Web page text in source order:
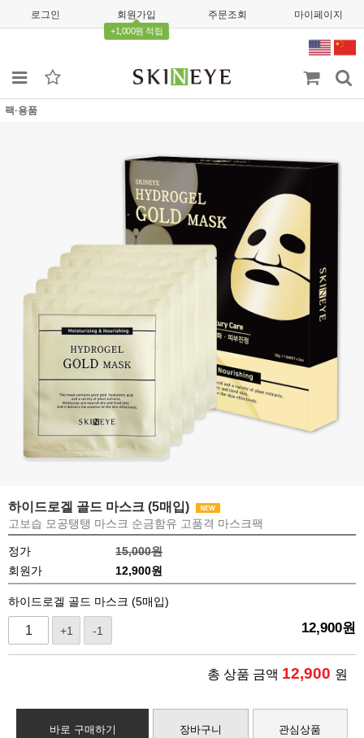
로그인 회원가입
+1,000원 적립
주문조회 마이페이지
팩·용품
하이드로겔 골드 마스크 (5매입)
고보습 모공탱탱 마스크 순금함유 고품격 마스크팩
정가
15,000원
회원가
12,900원
하이드로겔 골드 마스크 (5매입)
+1 -1 12,900원
총 상품 금액 12,900 원
바로 구매하기 장바구니 관심상품